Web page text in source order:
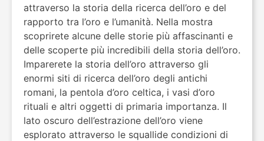
attraverso la storia della ricerca dell’oro e del
rapporto tra l’oro e l’umanità. Nella mostra
scoprirete alcune delle storie più affascinanti e
delle scoperte più incredibili della storia dell’oro.
Imparerete la storia dell’oro attraverso gli
enormi siti di ricerca dell’oro degli antichi
romani, la pentola d’oro celtica, i vasi d’oro
rituali e altri oggetti di primaria importanza. Il
lato oscuro dell’estrazione dell’oro viene
esplorato attraverso le squallide condizioni di